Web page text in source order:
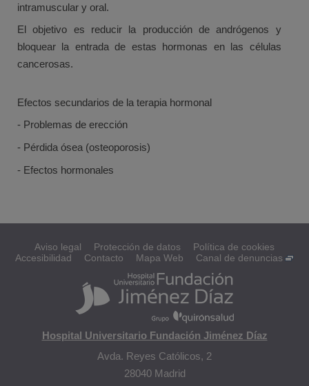
intramuscular y oral.
El objetivo es reducir la producción de andrógenos y
bloquear la entrada de estas hormonas en las células
cancerosas.
Efectos secundarios de la terapia hormonal
- Problemas de erección
- Pérdida ósea (osteoporosis)
- Efectos hormonales
Aviso legal Protección de datos
Política de cookies
Accesibilidad
Contacto Mapa Web Canal de denuncias
Hospital Universitario Fundación Jiménez Díaz
Avda. Reyes Católicos, 2
28040 Madrid